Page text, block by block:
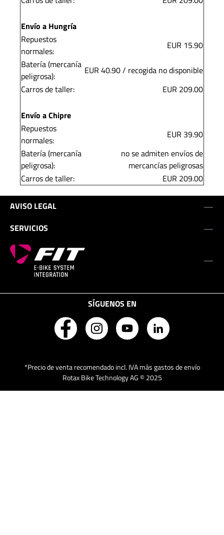
Envío a Hungría
Repuestos
normales:
EUR 15.90
Batería (mercanía
peligrosa):
EUR 40.90 / recogida no disponible
Carros de taller:
EUR 209.00
Envío a Chipre
Repuestos
normales:
EUR 39.90
Batería (mercanía
peligrosa):
no se admiten envíos de
mercancías peligrosas
Carros de taller:
EUR 209.00
AVISO LEGAL
SERVICIOS
SÍGUENOS EN
*Precio de venta recomendado incl. IVA más gastos de envío
Rotax Bike Technology AG © 2025